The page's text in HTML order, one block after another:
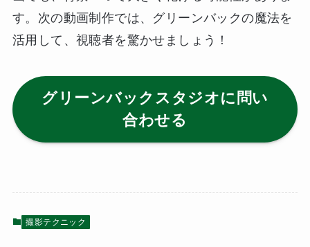
す。次の動画制作では、グリーンバックの魔法を
活用して、視聴者を驚かせましょう！
グリーンバックスタジオに問い
合わせる
撮影テクニック